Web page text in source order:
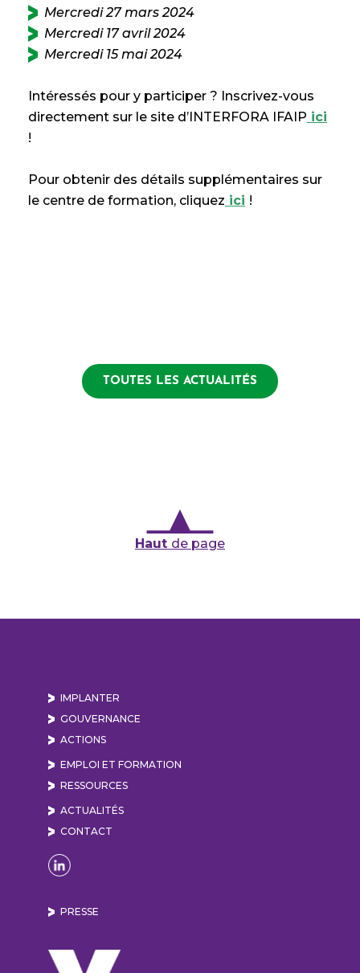
Mercredi 27 mars 2024
Mercredi 17 avril 2024
Mercredi 15 mai 2024
Intéressés pour y participer ? Inscrivez-vous
directement sur le site d’INTERFORA IFAIP ici
!
Pour obtenir des détails supplémentaires sur
le centre de formation, cliquez ici !
TOUTES LES ACTUALITÉS
Haut de page
IMPLANTER
GOUVERNANCE
ACTIONS
EMPLOI ET FORMATION
RESSOURCES
ACTUALITÉS
CONTACT
Naviguer sur la page Linkedin de Lyon Vallée
PRESSE